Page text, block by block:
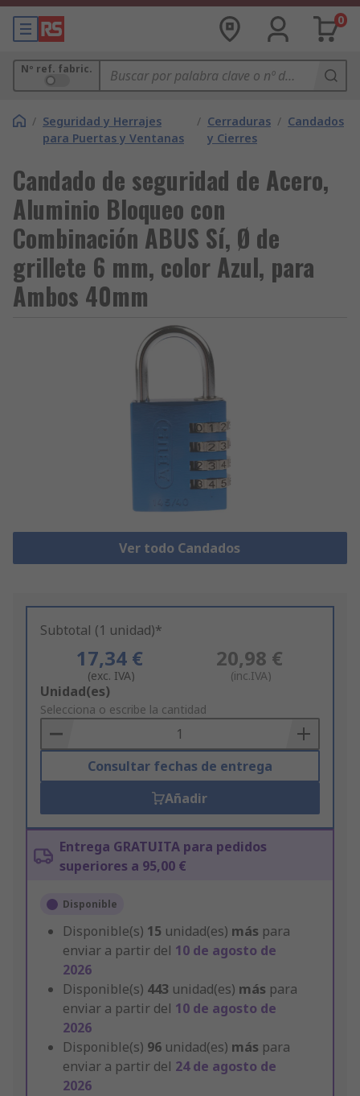
0
Nº ref. fabric.
/ Seguridad y Herrajes
para Puertas y Ventanas
/ Cerraduras
y Cierres
/ Candados
Candado de seguridad de Acero,
Aluminio Bloqueo con
Combinación ABUS Sí, Ø de
grillete 6 mm, color Azul, para
Ambos 40mm
Ver todo Candados
Subtotal (1 unidad)*
17,34 €
(exc. IVA)
20,98 €
(inc.IVA)
Add
to
Basket
Unidad(es)
Selecciona o escribe la cantidad
Consultar fechas de entrega
Añadir
Entrega GRATUITA para pedidos
superiores a 95,00 €
Disponible
Disponible(s) 15 unidad(es) más para
enviar a partir del 10 de agosto de
2026
Disponible(s) 443 unidad(es) más para
enviar a partir del 10 de agosto de
2026
Disponible(s) 96 unidad(es) más para
enviar a partir del 24 de agosto de
2026